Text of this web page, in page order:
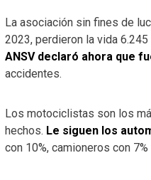
La asociación sin fines de
2023, perdieron la vida
ANSV declaró ahora que
accidentes.
Los motociclistas son los
hechos. Le siguen los
con 10%, camioneros con